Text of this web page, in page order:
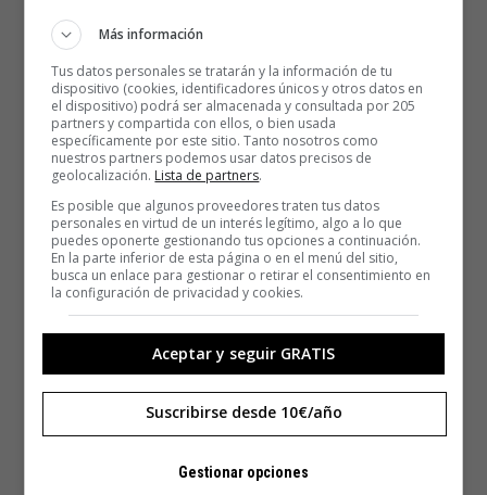
Más información
Tus datos personales se tratarán y la información de tu
dispositivo (cookies, identificadores únicos y otros datos en
el dispositivo) podrá ser almacenada y consultada por 205
partners y compartida con ellos, o bien usada
específicamente por este sitio. Tanto nosotros como
nuestros partners podemos usar datos precisos de
geolocalización. Lista de partners.
Es posible que algunos proveedores traten tus datos
personales en virtud de un interés legítimo, algo a lo que
puedes oponerte gestionando tus opciones a continuación.
En la parte inferior de esta página o en el menú del sitio,
busca un enlace para gestionar o retirar el consentimiento en
la configuración de privacidad y cookies.
Aceptar y seguir GRATIS
Suscribirse desde 10€/año
Gestionar opciones